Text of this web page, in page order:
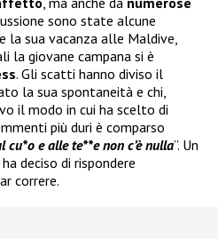
sono state alcune
la sua vacanza alle Maldive,
la giovane campana si è
. Gli scatti hanno diviso il
la sua spontaneità e chi,
il modo in cui ha scelto di
più duri è comparso
cu*o e alle te**e non c’è nulla”. Un
deciso di rispondere
correre.